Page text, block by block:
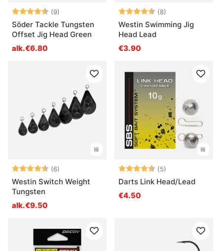
Arvio: (9)
4.6 5:sta tähdestä
Söder Tackle Tungsten
Offset Jig Head Green
alk.€6.80
Arvio: (8)
Westin Swimming Jig
Head Lead
€3.90
Arvio: (6)
4.5 5:sta tähdestä
Westin Switch Weight
Tungsten
alk.€9.50
Arvio: (5)
Darts Link Head/Lead
€4.50